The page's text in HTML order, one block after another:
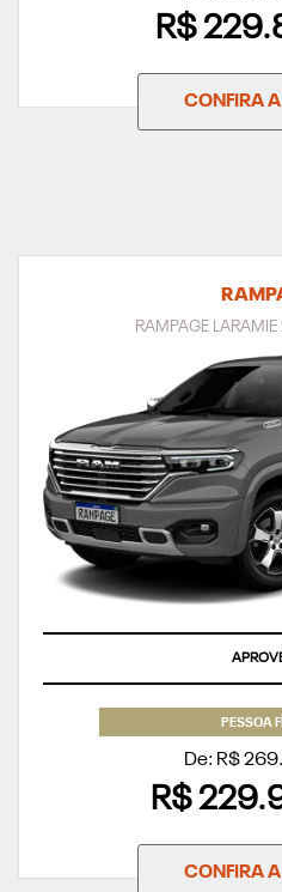
R$
CONFIRA A
RAMPAGE
PESSOA
De: R$
R$
CONFIRA A